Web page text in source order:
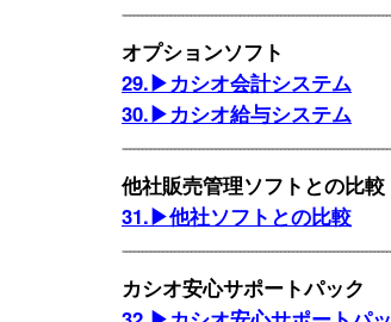
オプションソフト
29.▶カシオ会計システム
30.▶カシオ給与システム
他社販売管理ソフトとの比較
31.▶他社ソフトとの比較
カシオ安心サポートパック